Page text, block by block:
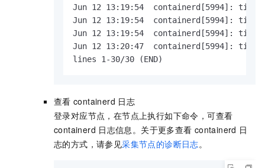
Jun 12 13:19:54  containerd[5994]: time=
Jun 12 13:19:54  containerd[5994]: time=
Jun 12 13:19:54  containerd[5994]: time=
Jun 12 13:20:47  containerd[5994]: time=
lines 1-30/30 (END)
查看 containerd 日志
登录对应节点，在节点上执行如下命令，可查看
containerd 日志信息。关于更多查看 containerd 日
志的方式，请参见采集节点的诊断日志。